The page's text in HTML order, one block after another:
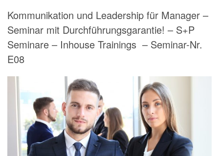
Kommunikation und Leadership für Manager –
Seminar mit Durchführungsgarantie! – S+P
Seminare – Inhouse Trainings – Seminar-Nr.
E08